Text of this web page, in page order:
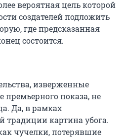
вероятная цель которой
создателей подложить
где предсказанная
состоится.
изверженные
показа, не
Да, в рамках
традиции картина убога.
чучелки, потерявшие